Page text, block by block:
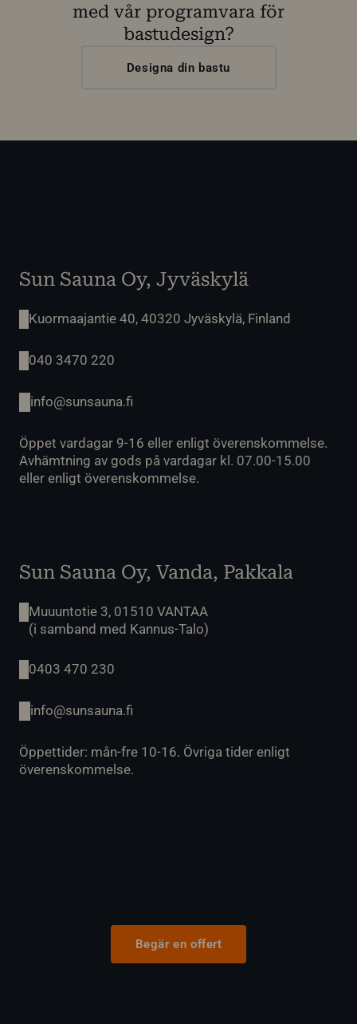
med vår programvara för
bastudesign?
Designa din bastu
Sun Sauna Oy, Jyväskylä
Kuormaajantie 40, 40320 Jyväskylä, Finland
040 3470 220
info@sunsauna.fi
Öppet vardagar 9-16 eller enligt överenskommelse.
Avhämtning av gods på vardagar kl. 07.00-15.00
eller enligt överenskommelse.
Sun Sauna Oy, Vanda, Pakkala
Muuuntotie 3, 01510 VANTAA
(i samband med Kannus-Talo)
0403 470 230
info@sunsauna.fi
Öppettider: mån-fre 10-16. Övriga tider enligt
överenskommelse.
Begär en offert